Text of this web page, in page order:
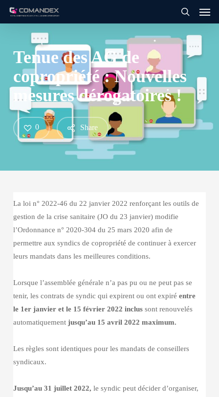
Skip
search
Menu
Tenue des AG de
copropriété : Nouvelles
mesures dérogatoires !
Share
0
La loi n° 2022-46 du 22 janvier 2022 renforçant les outils de
gestion de la crise sanitaire (JO du 23 janvier) modifie
l’Ordonnance n° 2020-304 du 25 mars 2020 afin de
permettre aux syndics de copropriété de continuer à exercer
leurs mandats dans les meilleures conditions.
Lorsque l’assemblée générale n’a pas pu ou ne peut pas se
tenir, les contrats de syndic qui expirent ou ont expiré entre
le 1er janvier et le 15 février 2022 inclussont renouvelés
automatiquement jusqu’au 15 avril 2022 maximum.
Les règles sont identiques pour les mandats de conseillers
syndicaux.
Jusqu’au 31 juillet 2022, le syndic peut décider d’organiser,